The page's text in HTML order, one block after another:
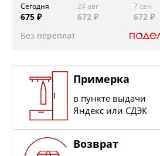
Сегодня
675 ₽
24 авг
672 ₽
7 сен
672 ₽
Без переплат
Примерка
в пункте выдачи
Яндекс или СДЭК
Возврат